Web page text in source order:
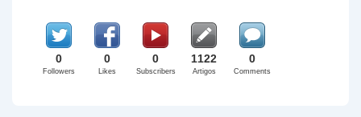
0
Followers
0
Likes
0
Subscribers
1122
Artigos
0
Comments